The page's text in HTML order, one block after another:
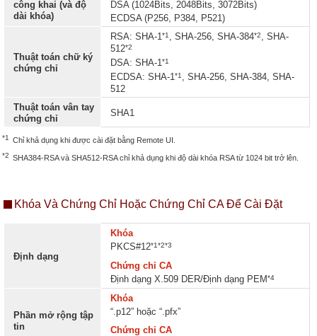
công khai (và độ
dài khóa)
DSA (1024Bits, 2048Bits, 3072Bits)
ECDSA (P256, P384, P521)
Thuật toán chữ ký
chứng chỉ
RSA: SHA-1*1 , SHA-256, SHA-384*2, SHA-
512*2
DSA: SHA-1*1
ECDSA: SHA-1*1 , SHA-256, SHA-384, SHA-
512
Thuật toán vân tay
chứng chỉ
SHA1
*1 Chỉ khả dụng khi được cài đặt bằng Remote UI.
*2 SHA384-RSA và SHA512-RSA chỉ khả dụng khi độ dài khóa RSA từ 1024 bit trở lên.
Khóa Và Chứng Chỉ Hoặc Chứng Chỉ CA Để Cài Đặt
Định dạng
Khóa
PKCS#12*1*2*3
Chứng chỉ CA
Định dạng X.509 DER/Định dạng PEM*4
Phần mở rộng tập
tin
Khóa
“.p12” hoặc “.pfx”
Chứng chỉ CA